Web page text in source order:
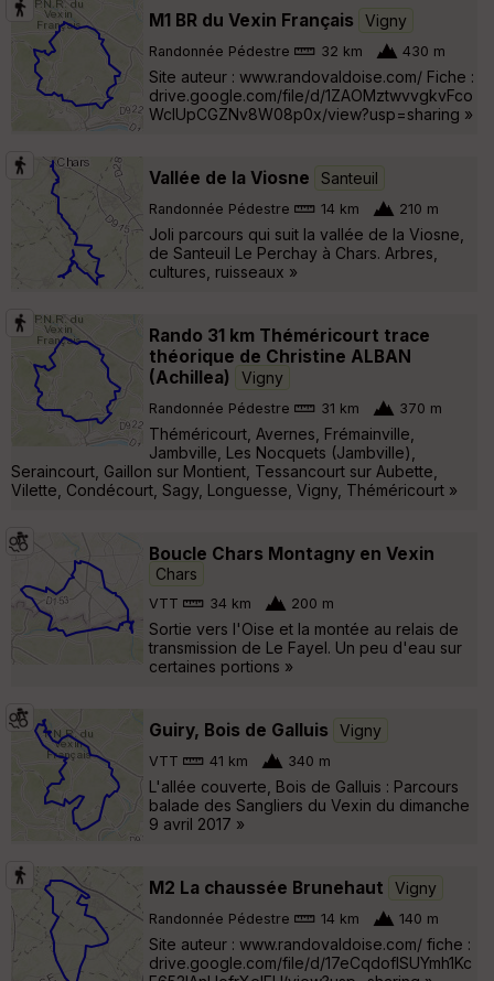
M1 BR du Vexin Français Vigny
Randonnée Pédestre 32 km 430 m
Site auteur : www.randovaldoise.com/ Fiche :
drive.google.com/file/d/1ZAOMztwvvgkvFco
WclUpCGZNv8W08p0x/view?usp=sharing »
Vallée de la Viosne Santeuil
Randonnée Pédestre 14 km 210 m
Joli parcours qui suit la vallée de la Viosne,
de Santeuil Le Perchay à Chars. Arbres,
cultures, ruisseaux »
Rando 31 km Théméricourt trace
théorique de Christine ALBAN
(Achillea)
Vigny
Randonnée Pédestre 31 km 370 m
Théméricourt, Avernes, Frémainville,
Jambville, Les Nocquets (Jambville),
Seraincourt, Gaillon sur Montient, Tessancourt sur Aubette,
Vilette, Condécourt, Sagy, Longuesse, Vigny, Théméricourt »
Boucle Chars Montagny en Vexin
Chars
VTT 34 km 200 m
Sortie vers l'Oise et la montée au relais de
transmission de Le Fayel. Un peu d'eau sur
certaines portions »
Guiry, Bois de Galluis Vigny
VTT 41 km 340 m
L'allée couverte, Bois de Galluis : Parcours
balade des Sangliers du Vexin du dimanche
9 avril 2017 »
M2 La chaussée Brunehaut Vigny
Randonnée Pédestre 14 km 140 m
Site auteur : www.randovaldoise.com/ fiche :
drive.google.com/file/d/17eCqdofISUYmh1Kc